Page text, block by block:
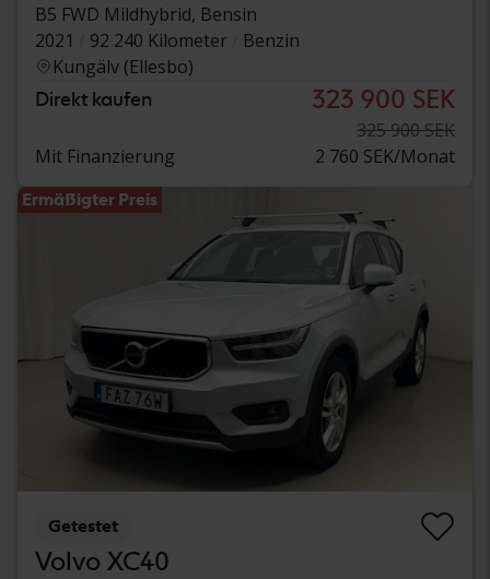
B5 FWD Mildhybrid, Bensin
2021
92 240 Kilometer
Benzin
Kungälv (Ellesbo)
Direkt kaufen 323 900 SEK
325 900 SEK
Mit Finanzierung
2 760 SEK/Monat
Ermäßigter Preis
Getestet
Volvo XC40